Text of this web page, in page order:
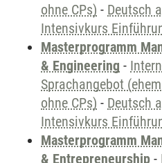
ohne CPs) - Deutsch
Intensivkurs
Masterprogramm
& Engineering -
Sprachangebot
ohne CPs) - Deutsch
Intensivkurs
Masterprogramm
& Entrepreneurship -